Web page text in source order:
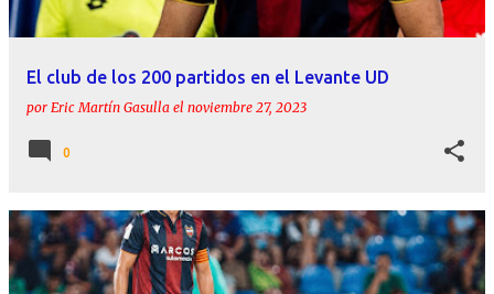
El club de los 200 partidos en el Levante UD
por Eric Martín Gasulla el noviembre 27, 2023
0